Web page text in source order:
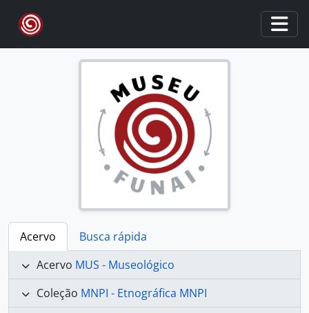
Skip to main content
Acervo
Busca rápida
Acervo MUS - Museológico
Coleção MNPI - Etnográfica MNPI